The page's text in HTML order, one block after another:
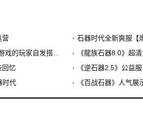
营
石器时代全新爽服【
搭建的公益养老PK服
《龍族石器8.0》超清大
回忆
《逆石器2.5》公益
时代
《百战石器》人气展